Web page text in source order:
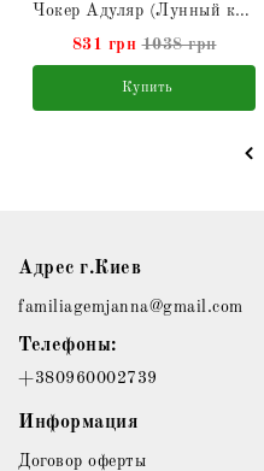
Чокер Адуляр (Лунный камень) натуральный
831 грн 1038 грн
Купить
Адрес г.Киев
familiagemjanna@gmail.com
Телефоны:
+380960002739
Информация
Договор оферты